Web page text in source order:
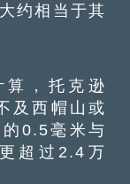
约相当于其
，托克逊
及西帽山或
0.5毫米与
超过2.4万